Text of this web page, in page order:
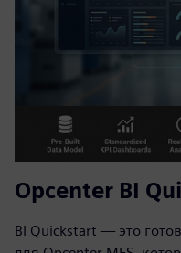
Opcenter BI
BI Quickstart — это